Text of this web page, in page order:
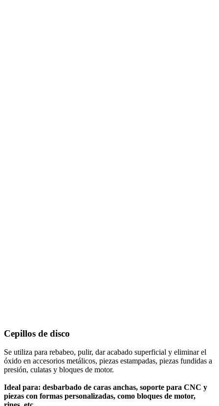
Cepillos de disco
Se utiliza para rebabeo, pulir, dar acabado superficial y eliminar el
óxido en accesorios metálicos, piezas estampadas, piezas fundidas a
presión, culatas y bloques de motor.
Ideal para: desbarbado de caras anchas, soporte para CNC y
piezas con formas personalizadas, como bloques de motor,